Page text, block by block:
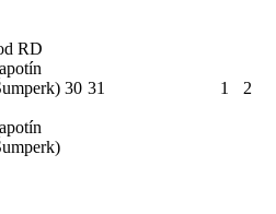
RD
30 31 1 2